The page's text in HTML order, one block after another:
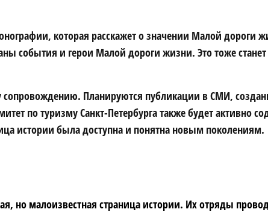
которая расскажет о значении Малой дороги
события и герои Малой дороги жизни. Это тоже
Планируются публикации в СМИ,
по туризму Санкт-Петербурга также будет активно
истории была доступна и понятна новым поколениям.
но малоизвестная страница истории. Их отряды